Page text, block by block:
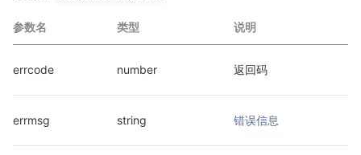
参数名 类型 说明
errcode number 返回码
errmsg string 错误信息